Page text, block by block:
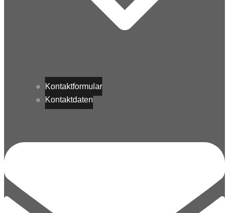
Kontaktformular
Kontaktdaten